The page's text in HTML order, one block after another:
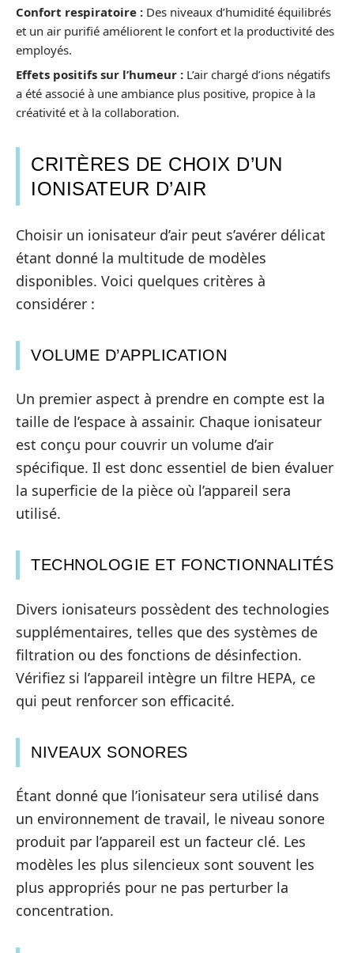
Confort respiratoire : Des niveaux d’humidité équilibrés
et un air purifié améliorent le confort et la productivité des
employés.
Effets positifs sur l’humeur : L’air chargé d’ions négatifs
a été associé à une ambiance plus positive, propice à la
créativité et à la collaboration.
CRITÈRES DE CHOIX D’UN
IONISATEUR D’AIR
Choisir un ionisateur d’air peut s’avérer délicat
étant donné la multitude de modèles
disponibles. Voici quelques critères à
considérer :
VOLUME D’APPLICATION
Un premier aspect à prendre en compte est la
taille de l’espace à assainir. Chaque ionisateur
est conçu pour couvrir un volume d’air
spécifique. Il est donc essentiel de bien évaluer
la superficie de la pièce où l’appareil sera
utilisé.
TECHNOLOGIE ET FONCTIONNALITÉS
Divers ionisateurs possèdent des technologies
supplémentaires, telles que des systèmes de
filtration ou des fonctions de désinfection.
Vérifiez si l’appareil intègre un filtre HEPA, ce
qui peut renforcer son efficacité.
NIVEAUX SONORES
Étant donné que l’ionisateur sera utilisé dans
un environnement de travail, le niveau sonore
produit par l’appareil est un facteur clé. Les
modèles les plus silencieux sont souvent les
plus appropriés pour ne pas perturber la
concentration.